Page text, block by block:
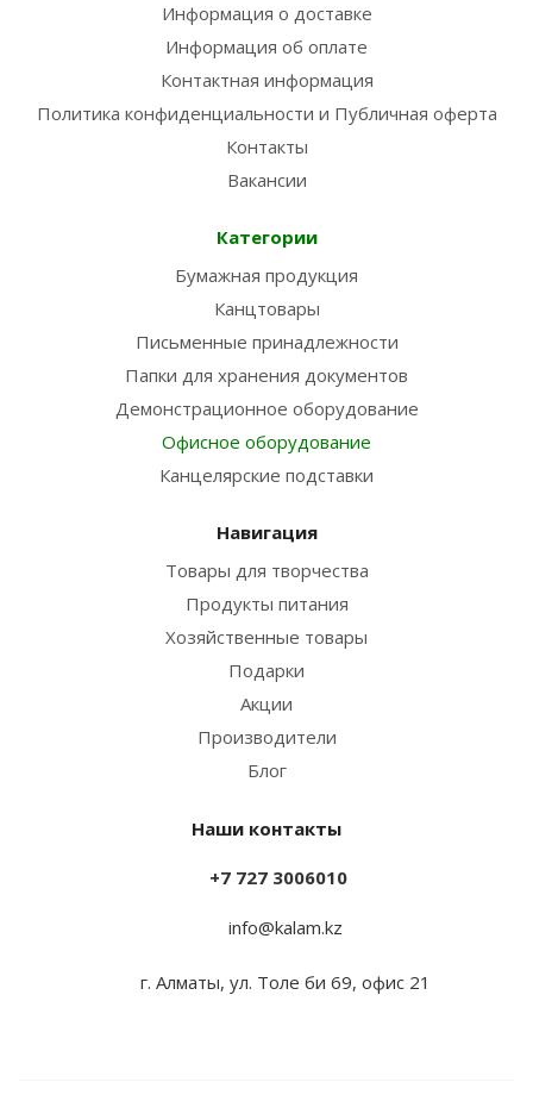
Информация о доставке
Информация об оплате
Контактная информация
Политика конфиденциальности и Публичная оферта
Контакты
Вакансии
Категории
Бумажная продукция
Канцтовары
Письменные принадлежности
Папки для хранения документов
Демонстрационное оборудование
Офисное оборудование
Канцелярские подставки
Навигация
Товары для творчества
Продукты питания
Хозяйственные товары
Подарки
Акции
Производители
Блог
Наши контакты
+7 727 3006010
info@kalam.kz
г. Алматы, ул. Толе би 69, офис 21